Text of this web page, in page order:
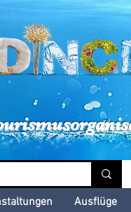
Ausflüge